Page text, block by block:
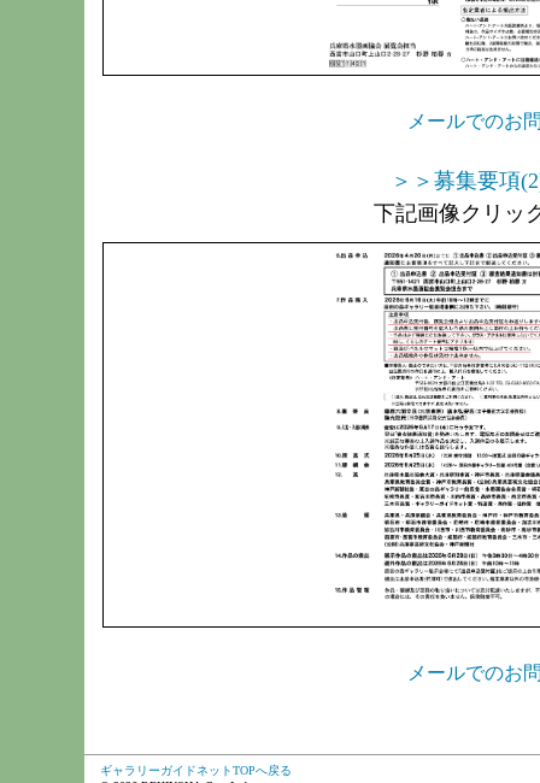
メールでのお
＞＞募集要項
下記画像クリッ
メールでのお
ギャラリーガイドネットTOPへ戻る